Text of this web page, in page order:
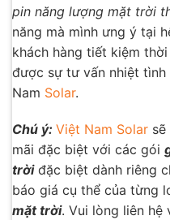
pin năng lượng mặt trời
năng mà mình ưng ý tại
khách hàng tiết kiệm
được sự tư vấn nhiệt
Nam Solar.
Chú ý: Việt Nam Solar
mãi đặc biệt với các gói
trờiđặc biệt dành riêng
báo giá cụ thể của từng
mặt trời. Vui lòng liên